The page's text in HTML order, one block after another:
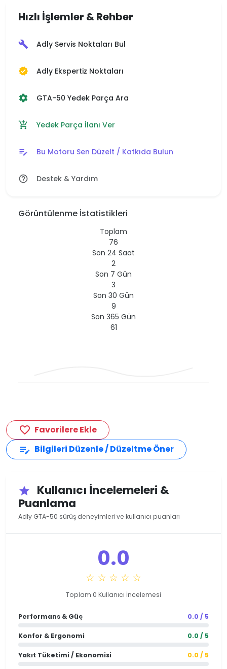
Hızlı İşlemler & Rehber
build Adly Servis Noktaları Bul
verified Adly Ekspertiz Noktaları
settings GTA-50 Yedek Parça Ara
add_shopping_cart Yedek Parça İlanı Ver
edit_note Bu Motoru Sen Düzelt / Katkıda Bulun
help_outline Destek & Yardım
Görüntülenme İstatistikleri
Toplam
76
Son 24 Saat
2
Son 7 Gün
3
Son 30 Gün
9
Son 365 Gün
61
favorite_border Favorilere Ekle
edit_note Bilgileri Düzenle / Düzeltme Öner
star
Kullanıcı İncelemeleri &
Puanlama
Adly GTA-50 sürüş deneyimleri ve kullanıcı puanları
0.0
☆ ☆ ☆ ☆ ☆
Toplam 0 Kullanıcı İncelemesi
Performans & Güç 0.0 / 5
Konfor & Ergonomi 0.0 / 5
Yakıt Tüketimi / Ekonomisi 0.0 / 5